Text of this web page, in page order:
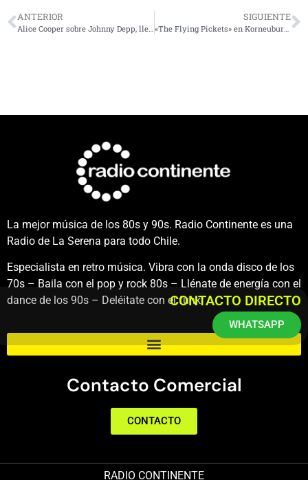
ANTERIOR
Alice Cooper sobre Johnny Depp, llevar el espectáculo a Broadway y por qué no se retirará
SIGUIENTE
«The Flying Pickets» en Korneuburg: nadie se quedó en su lugar
La mejor música de los 80s y 90s. Radio Continente es una
Radio de La Serena para todo Chile.
Especialista en retro música. Vibra con la onda disco de los
70s – Baila con el pop y rock 80s – Llénate de energía con el
dance de los 90s – Deléitate con el funk.
Contacto Comercial
CONTACTO
RADIO CONTINENTE
CONTACTO DIRECTO
WHATSAPP